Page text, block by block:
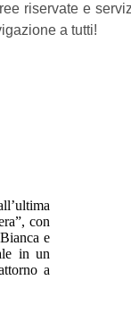
riservate e
a tutti!
con
e
in un
a